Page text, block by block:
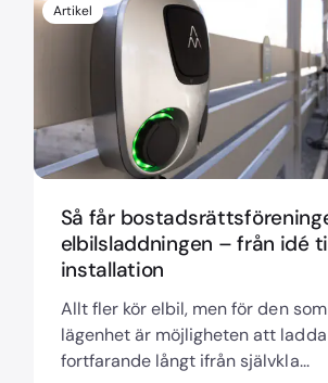
Artikel
Så får
elbilsladdningen – från idé
installation
Allt fler kör elbil, men för den
lägenhet är möjligheten att
fortfarande långt ifrån självkla...